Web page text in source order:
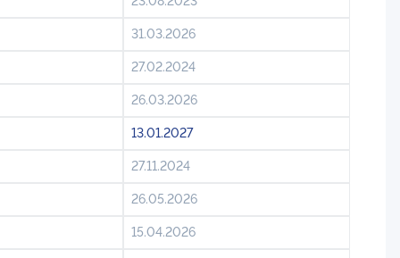
31.03.2026
27.02.2024
26.03.2026
13.01.2027
27.11.2024
26.05.2026
15.04.2026